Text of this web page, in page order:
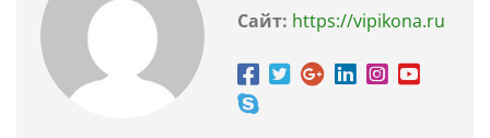
Сайт: https://vipikona.ru